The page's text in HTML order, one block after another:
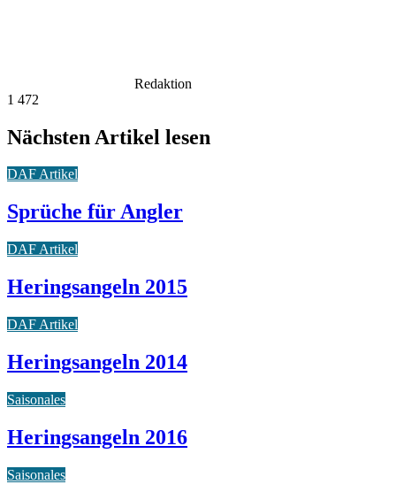
Redaktion
1 472
Nächsten Artikel lesen
DAF Artikel
Sprüche für Angler
DAF Artikel
Heringsangeln 2015
DAF Artikel
Heringsangeln 2014
Saisonales
Heringsangeln 2016
Saisonales